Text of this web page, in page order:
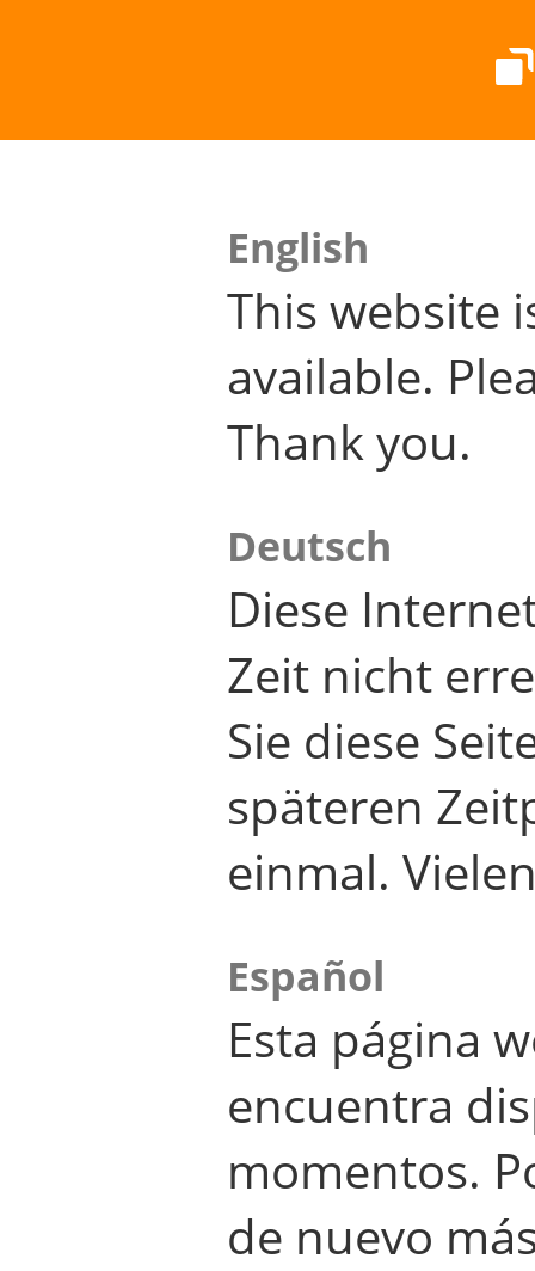
English
This website
available.
Thank you.
Deutsch
Diese
Zeit nicht
Sie diese
späteren
einmal.
Español
Esta página
encuentra
momentos.
de nuevo